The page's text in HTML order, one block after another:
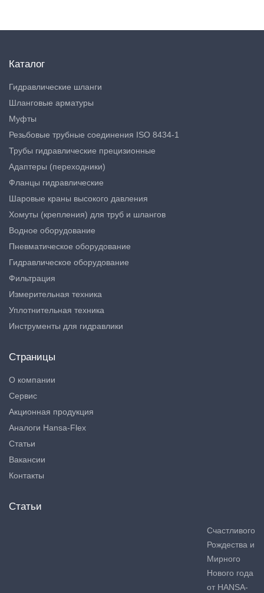
Каталог
Гидравлические шланги
Шланговые арматуры
Муфты
Резьбовые трубные соединения ISO 8434-1
Трубы гидравлические прецизионные
Адаптеры (переходники)
Фланцы гидравлические
Шаровые краны высокого давления
Хомуты (крепления) для труб и шлангов
Водное оборудование
Пневматическое оборудование
Гидравлическое оборудование
Фильтрация
Измерительная техника
Уплотнительная техника
Инструменты для гидравлики
Страницы
О компании
Сервис
Акционная продукция
Аналоги Hansa-Flex
Статьи
Вакансии
Контакты
Статьи
Счастливого
Рождества и
Мирного
Нового года
от HANSA-